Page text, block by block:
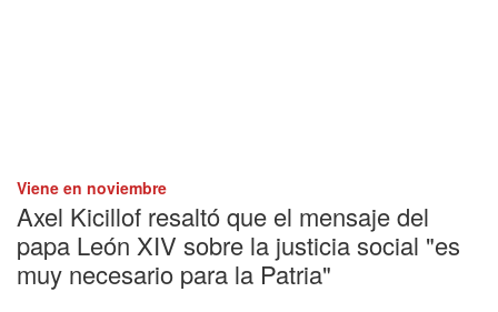
Viene en noviembre
Axel Kicillof resaltó que el mensaje del
papa León XIV sobre la justicia social "es
muy necesario para la Patria"